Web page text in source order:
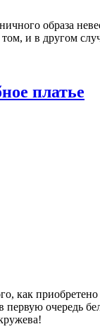
образа
и в другом
платье
как
первую очередь